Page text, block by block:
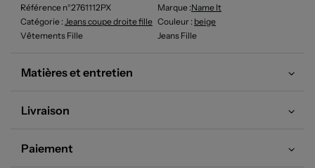
Référence n°2761112PX
Marque :Name It
Catégorie : Jeans coupe droite fille Couleur : beige
Vêtements Fille
Jeans Fille
Matières et entretien
Livraison
Paiement